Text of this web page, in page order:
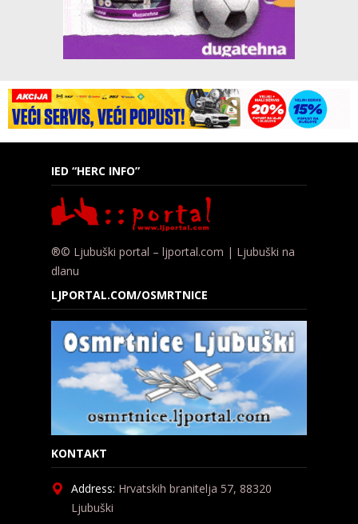
IED “HERC INFO”
®© Ljubuški portal – ljportal.com | Ljubuški na
dlanu
LJPORTAL.COM/OSMRTNICE
KONTAKT
Address: Hrvatskih branitelja 57, 88320
Ljubuški